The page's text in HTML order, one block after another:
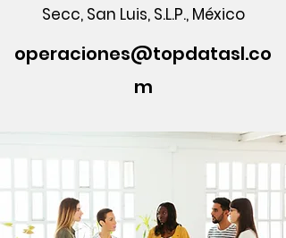
Secc, San Luis, S.L.P., México
operaciones@topdatasl.co
m